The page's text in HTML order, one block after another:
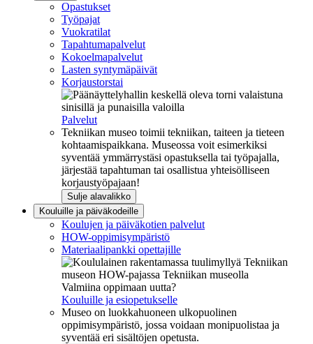
Opastukset
Työpajat
Vuokratilat
Tapahtumapalvelut
Kokoelmapalvelut
Lasten syntymäpäivät
Korjaustorstai
Palvelut
Tekniikan museo toimii tekniikan, taiteen ja tieteen
kohtaamispaikkana. Museossa voit esimerkiksi
syventää ymmärrystäsi opastuksella tai työpajalla,
järjestää tapahtuman tai osallistua yhteisölliseen
korjaustyöpajaan!
Sulje alavalikko
Kouluille ja päiväkodeille
Koulujen ja päiväkotien palvelut
HOW-oppimisympäristö
Materiaalipankki opettajille
Valmiina oppimaan uutta?
Kouluille ja esiopetukselle
Museo on luokkahuoneen ulkopuolinen
oppimisympäristö, jossa voidaan monipuolistaa ja
syventää eri sisältöjen opetusta.